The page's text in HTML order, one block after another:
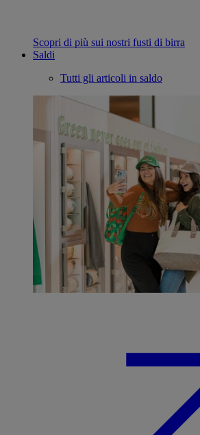
Scopri di più sui nostri fusti di birra
Saldi
Tutti gli articoli in saldo